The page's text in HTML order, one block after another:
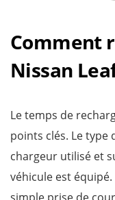
Comment
Nissan
Le temps de
points clés. Le type
chargeur utilisé et
véhicule est
simple prise de